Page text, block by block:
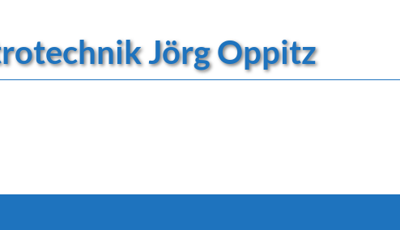
Jörg Oppitz